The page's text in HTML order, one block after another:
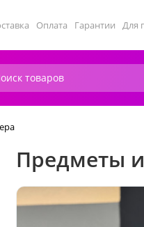
Оплата Гарантии Для
Предметы